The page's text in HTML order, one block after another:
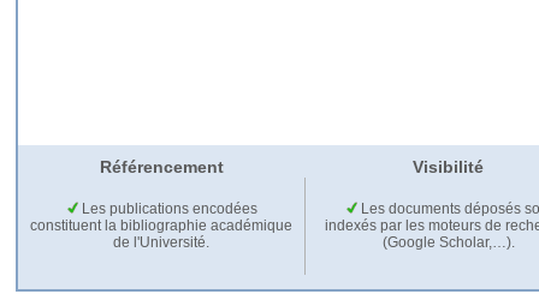
Référencement Visibilité
Les publications encodées
constituent la bibliographie académique
de l'Université.
Les documents déposés
indexés par les moteurs de
(Google Scholar,…).